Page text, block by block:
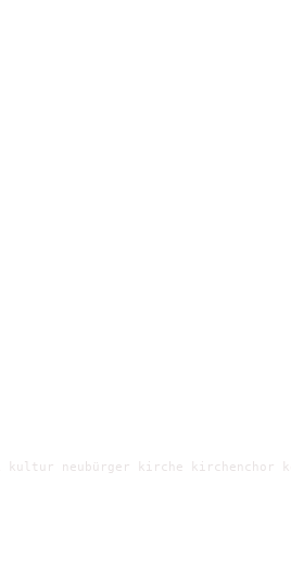
neubürger kirche kirchenchor